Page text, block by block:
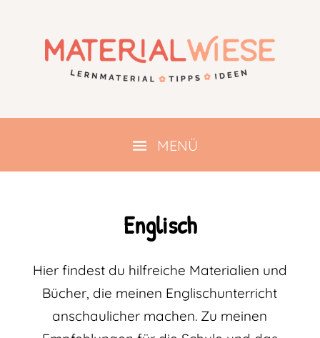
Englisch
Hier findest du hilfreiche Materialien und
Bücher, die meinen Englischunterricht
anschaulicher machen. Zu meinen